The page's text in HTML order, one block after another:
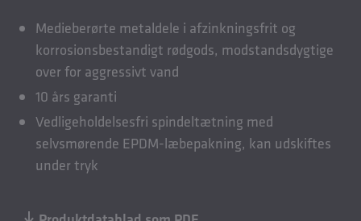
Medieberørte metaldele i afzinkningsfrit og
korrosionsbestandigt rødgods, modstandsdygtige
over for aggressivt vand
10 års garanti
Vedligeholdelsesfri spindeltætning med
selvsmørende EPDM-læbepakning, kan udskiftes
under tryk